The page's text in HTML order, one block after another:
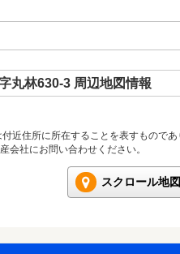
丸林630-3 周辺地図情報
近住所に所在することを表すもので
会社にお問い合わせください。
スクロール地